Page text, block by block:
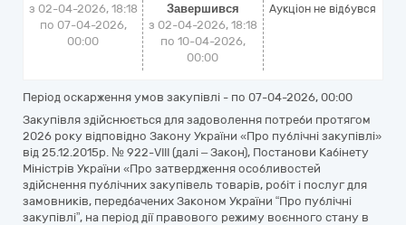
з 02-04-2026, 18:18
по 07-04-2026,
00:00
Завершився
з 02-04-2026, 18:18
по 10-04-2026,
00:00
Аукціон не відбувся
Період оскарження умов закупівлі - по 07-04-2026, 00:00
Закупівля здійснюється для задоволення потреби протягом
2026 року відповідно Закону України «Про публічні закупівлі»
від 25.12.2015р. № 922-VІIІ (далі – Закон), Постанови Кабінету
Міністрів України «Про затвердження особливостей
здійснення публічних закупівель товарів, робіт і послуг для
замовників, передбачених Законом України “Про публічні
закупівлі”, на період дії правового режиму воєнного стану в